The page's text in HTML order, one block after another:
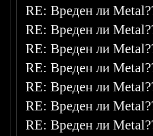
RE: Вреден ли
RE: Вреден ли
RE: Вреден ли
RE: Вреден ли
RE: Вреден ли
RE: Вреден ли
RE: Вреден ли